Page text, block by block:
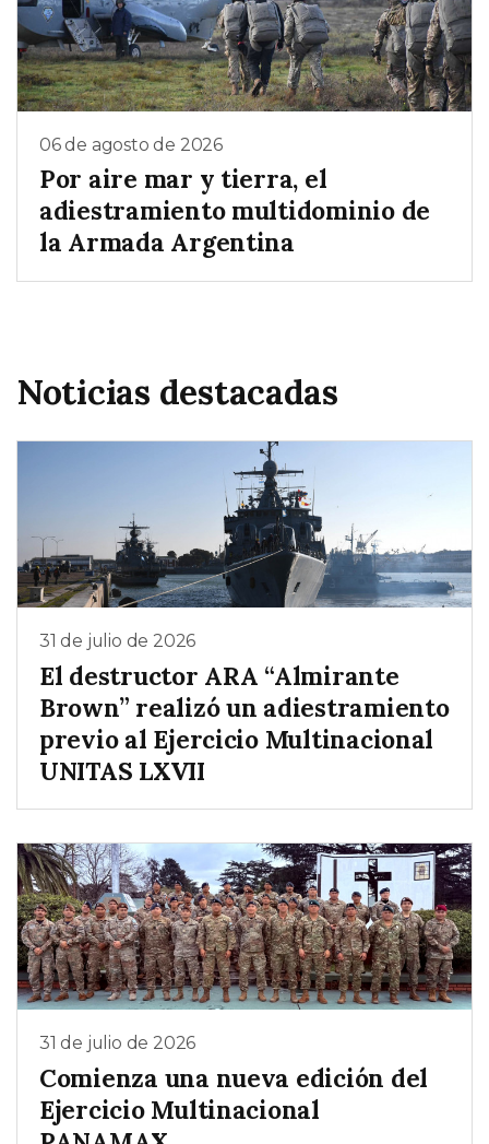
06 de agosto de 2026
Por aire mar y tierra, el
adiestramiento multidominio de
la Armada Argentina
Noticias destacadas
31 de julio de 2026
El destructor ARA “Almirante
Brown” realizó un adiestramiento
previo al Ejercicio Multinacional
UNITAS LXVII
31 de julio de 2026
Comienza una nueva edición del
Ejercicio Multinacional